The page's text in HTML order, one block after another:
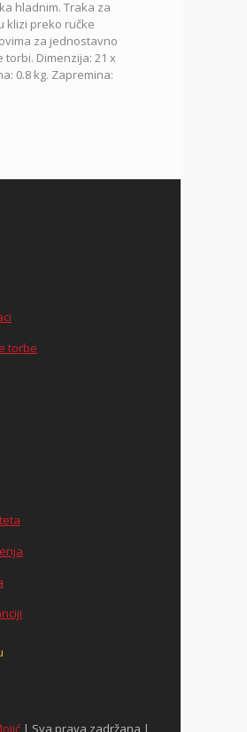
hladnim. Traka za
klizi preko ručke
za jednostavno
torbi. Dimenzija: 21 x
0.8 kg. Zapremina:
torbe
| Sva prava zadržana |